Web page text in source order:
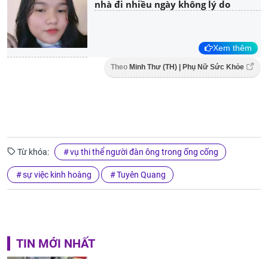
nhà đi nhiều ngày không lý do
Xem thêm
Theo Minh Thư (TH) | Phụ Nữ Sức Khỏe
Từ khóa: vụ thi thể người đàn ông trong ống cống
sự việc kinh hoàng Tuyên Quang
TIN MỚI NHẤT